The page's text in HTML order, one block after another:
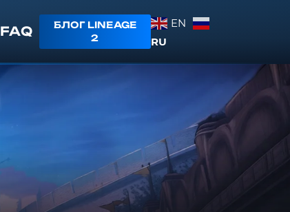
FAQ
БЛОГ LINEAGE
2
EN
RU